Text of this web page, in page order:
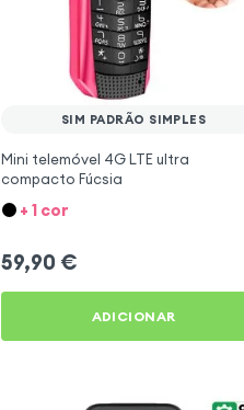
SIM PADRÃO SIMPLES
Mini telemóvel 4G LTE ultra
compacto Fúcsia
+ 1 cor
59,90 €
ADICIONAR